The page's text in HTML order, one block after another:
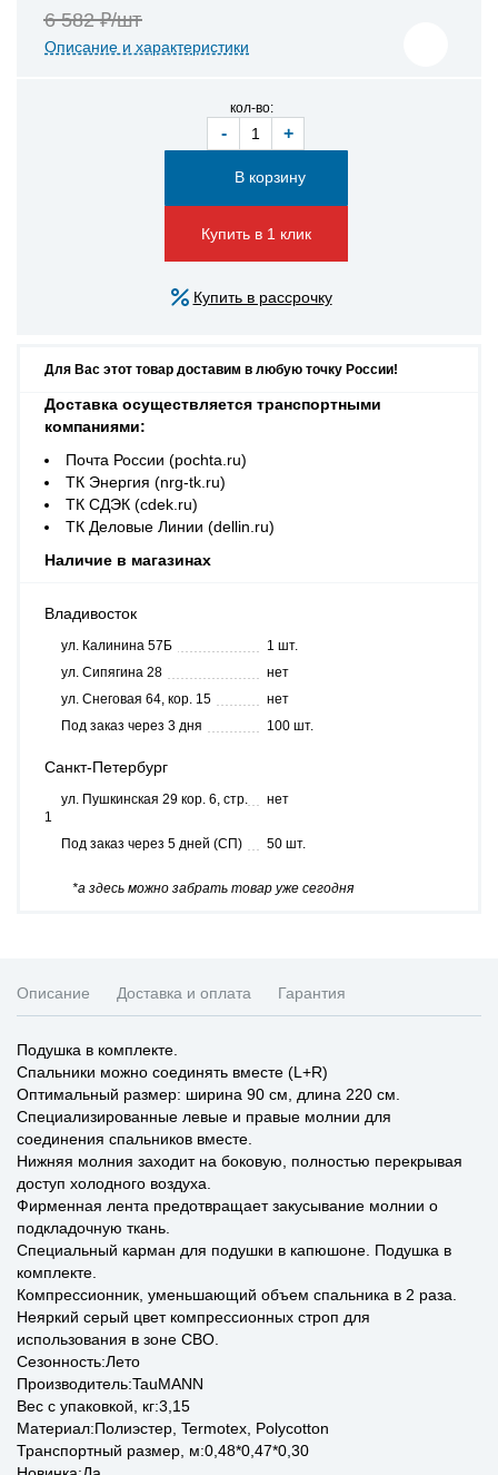
6 582 ₽/шт
Описание и характеристики
кол-во:
- +
Купить в 1 клик
Купить в рассрочку
Для Вас этот товар доставим в любую точку России!
Доставка осуществляется транспортными
компаниями:
Почта России (pochta.ru)
ТК Энергия (nrg-tk.ru)
ТК СДЭК (cdek.ru)
ТК Деловые Линии (dellin.ru)
Наличие в магазинах
Владивосток
ул. Калинина 57Б
1 шт.
ул. Сипягина 28
нет
ул. Снеговая 64, кор. 15
нет
Под заказ через 3 дня
100 шт.
Санкт-Петербург
ул. Пушкинская 29 кор. 6, стр.
1
нет
Под заказ через 5 дней (СП) 50 шт.
*а здесь можно забрать товар уже сегодня
Описание Доставка и оплата Гарантия
Подушка в комплекте.
Спальники можно соединять вместе (L+R)
Оптимальный размер: ширина 90 см, длина 220 см.
Специализированные левые и правые молнии для
соединения спальников вместе.
Нижняя молния заходит на боковую, полностью перекрывая
доступ холодного воздуха.
Фирменная лента предотвращает закусывание молнии о
подкладочную ткань.
Специальный карман для подушки в капюшоне. Подушка в
комплекте.
Компрессионник, уменьшающий объем спальника в 2 раза.
Неяркий серый цвет компрессионных строп для
использования в зоне СВО.
Сезонность:Лето
Производитель:TauMANN
Вес с упаковкой, кг:3,15
Материал:Полиэстер, Termotex, Polycotton
Транспортный размер, м:0,48*0,47*0,30